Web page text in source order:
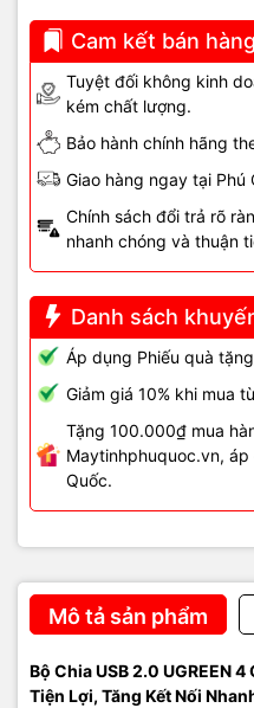
Cam kết bán hàng
Tuyệt đối không kinh
kém chất lượng.
Bảo hành chính hãng
Giao hàng ngay tại Phú
Chính sách đổi trả rõ
nhanh chóng và thuận
Danh sách
Áp dụng Phiếu quà
Giảm giá 10% khi mua
Tặng 100.000₫ mua
Maytinhphuquoc.vn, áp
Quốc.
Mô tả sản phẩm
Bộ Chia USB 2.0 UGREEN
Tiện Lợi, Tăng Kết Nối